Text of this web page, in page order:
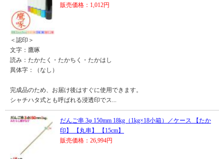
販売価格：1,012円
＜認印＞
文字：鷹啄
読み：たかたく・たかちく・たかはし
異体字：（なし）
完成品のため、お届け後はすぐに使用できます。
シャチハタ式とも呼ばれる浸透印でス...
だんご串 3φ 150mm 18kg（1kg×18小箱）／ケース 【たか
印】 【丸串】 【15cm】
販売価格：26,994円